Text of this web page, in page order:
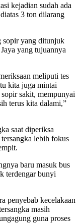
kejadian sudah ada
3 ton dilarang
sopir yang ditunjuk
yang tujuannya
meliputi tes
kita juga mintai
sakit, mempunyai
terus kita dalami,”
saat diperiksa
lebih fokus
baru masuk bus
terdengar bunyi
penyebab kecelakaan
masih
guna proses